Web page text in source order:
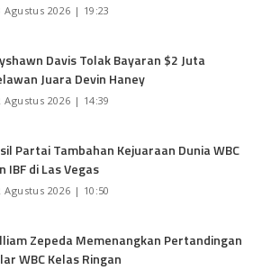
Agustus 2026 | 19:23
Davis Tolak Bayaran $2 Juta
Juara Devin Haney
Agustus 2026 | 14:39
Partai Tambahan Kejuaraan Dunia WBC
IBF di Las Vegas
Agustus 2026 | 10:50
Zepeda Memenangkan Pertandingan
WBC Kelas Ringan